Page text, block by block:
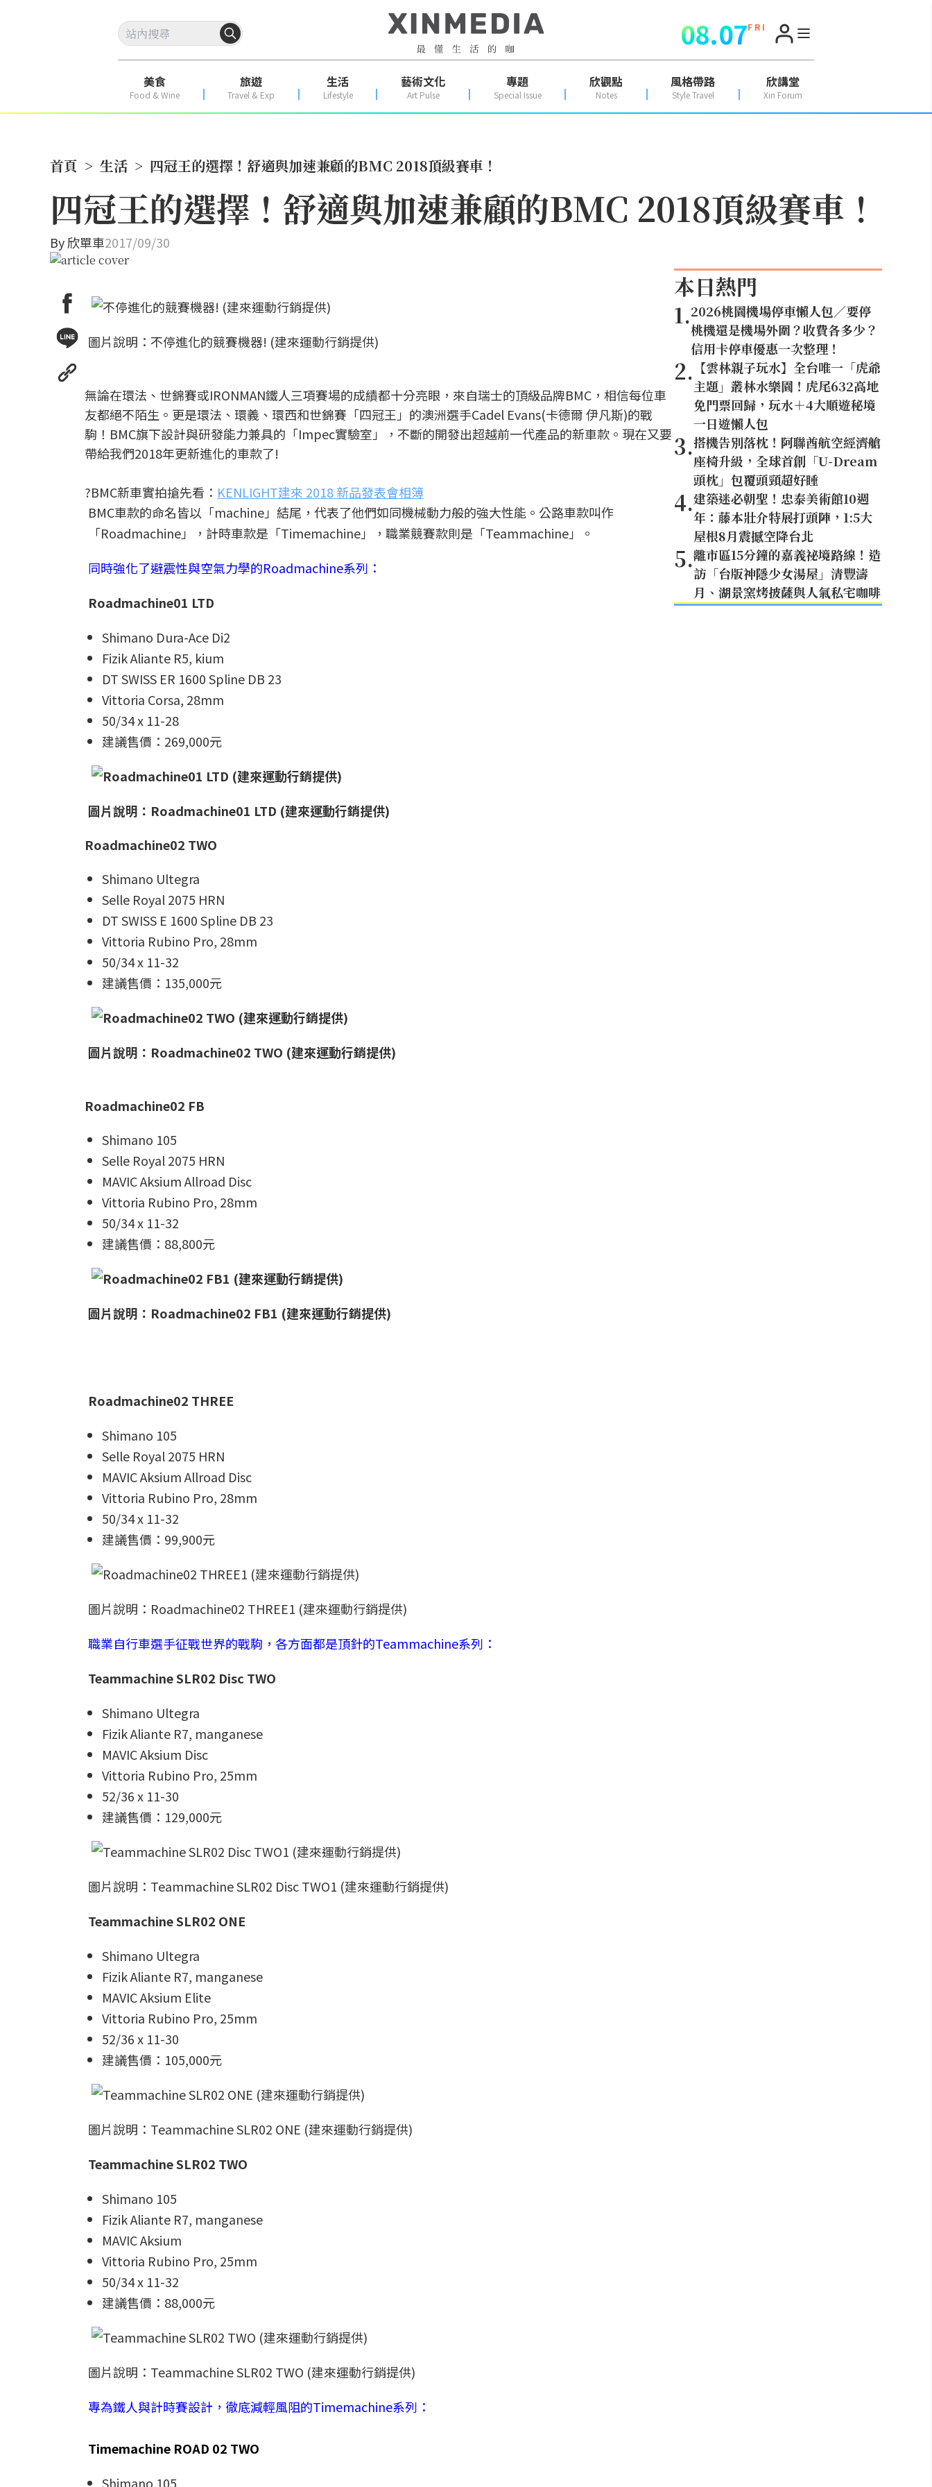
08.07F R I
美食
Food & Wine
旅遊
Travel & Exp
生活
Lifestyle
藝術文化
Art Pulse
專題
Special Issue
欣觀點
Notes
風格帶路
Style Travel
欣講堂
Xin Forum
首頁 > 生活 > 四冠王的選擇！舒適與加速兼顧的BMC 2018頂級賽車！
四冠王的選擇！舒適與加速兼顧的BMC 2018頂級賽車！
By欣單車2017/09/30
圖片說明：不停進化的競賽機器! (建來運動行銷提供)
無論在環法、世錦賽或IRONMAN鐵人三項賽場的成績都十分亮眼，來自瑞士的頂級品牌BMC，相信每位車
友都絕不陌生。更是環法、環義、環西和世錦賽「四冠王」的澳洲選手Cadel Evans(卡德爾 伊凡斯)的戰
駒！BMC旗下設計與研發能力兼具的「Impec實驗室」，不斷的開發出超越前一代產品的新車款。現在又要
帶給我們2018年更新進化的車款了!
?BMC新車實拍搶先看： KENLIGHT建來 2018 新品發表會相簿
BMC車款的命名皆以「machine」結尾，代表了他們如同機械動力般的強大性能。公路車款叫作
「Roadmachine」，計時車款是「Timemachine」，職業競賽款則是「Teammachine」。
同時強化了避震性與空氣力學的Roadmachine系列：
Roadmachine01 LTD
Shimano Dura-Ace Di2
Fizik Aliante R5, kium
DT SWISS ER 1600 Spline DB 23
Vittoria Corsa, 28mm
50/34 x 11-28
建議售價：269,000元
圖片說明：Roadmachine01 LTD (建來運動行銷提供)
Roadmachine02 TWO
Shimano Ultegra
Selle Royal 2075 HRN
DT SWISS E 1600 Spline DB 23
Vittoria Rubino Pro, 28mm
50/34 x 11-32
建議售價：135,000元
圖片說明：Roadmachine02 TWO (建來運動行銷提供)
Roadmachine02 FB
Shimano 105
Selle Royal 2075 HRN
MAVIC Aksium Allroad Disc
Vittoria Rubino Pro, 28mm
50/34 x 11-32
建議售價：88,800元
圖片說明：Roadmachine02 FB1 (建來運動行銷提供)
Roadmachine02 THREE
Shimano 105
Selle Royal 2075 HRN
MAVIC Aksium Allroad Disc
Vittoria Rubino Pro, 28mm
50/34 x 11-32
建議售價：99,900元
圖片說明：Roadmachine02 THREE1 (建來運動行銷提供)
職業自行車選手征戰世界的戰駒，各方面都是頂針的Teammachine系列：
Teammachine SLR02 Disc TWO
Shimano Ultegra
Fizik Aliante R7, manganese
MAVIC Aksium Disc
Vittoria Rubino Pro, 25mm
52/36 x 11-30
建議售價：129,000元
圖片說明：Teammachine SLR02 Disc TWO1 (建來運動行銷提供)
Teammachine SLR02 ONE
Shimano Ultegra
Fizik Aliante R7, manganese
MAVIC Aksium Elite
Vittoria Rubino Pro, 25mm
52/36 x 11-30
建議售價：105,000元
圖片說明：Teammachine SLR02 ONE (建來運動行銷提供)
Teammachine SLR02 TWO
Shimano 105
Fizik Aliante R7, manganese
MAVIC Aksium
Vittoria Rubino Pro, 25mm
50/34 x 11-32
建議售價：88,000元
圖片說明：Teammachine SLR02 TWO (建來運動行銷提供)
專為鐵人與計時賽設計，徹底減輕風阻的Timemachine系列：
Timemachine ROAD 02 TWO
Shimano 105
本日熱門
1.2026桃園機場停車懶人包／要停
桃機還是機場外圍？收費各多少？
信用卡停車優惠一次整理！
2. 【雲林親子玩水】全台唯一「虎爺
主題」叢林水樂園！虎尾632高地
免門票回歸，玩水＋4大順遊秘境
一日遊懶人包
3.搭機告別落枕！阿聯酋航空經濟艙
座椅升級，全球首創「U-Dream
頭枕」包覆頭頸超好睡
4.建築迷必朝聖！忠泰美術館10週
年：藤本壯介特展打頭陣，1:5大
屋根8月震撼空降台北
5.離市區15分鐘的嘉義祕境路線！造
訪「台版神隱少女湯屋」清豐濤
月、湖景窯烤披薩與人氣私宅咖啡